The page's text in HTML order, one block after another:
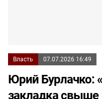
Власть 07.07.2026 16:49
Юрий Бурлачко:
закладка свыше